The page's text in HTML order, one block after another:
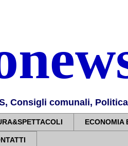
Consigli comunali,
ECONOMIA